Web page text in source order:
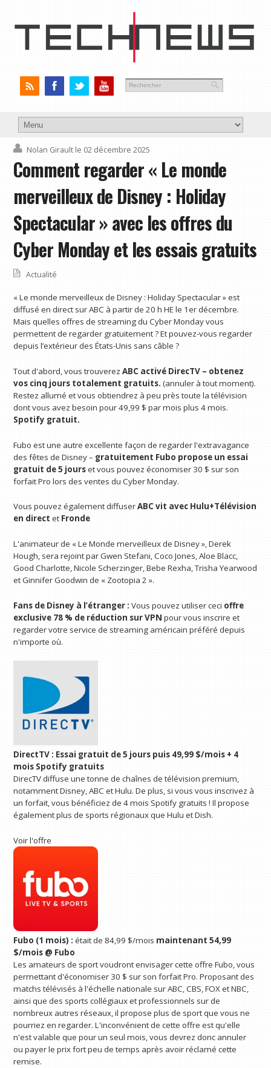
Nolan Girault le 02 décembre 2025
Comment regarder « Le monde
merveilleux de Disney : Holiday
Spectacular » avec les offres du
Cyber ​​​​Monday et les essais gratuits
Actualité
« Le monde merveilleux de Disney : Holiday Spectacular » est
diffusé en direct sur ABC à partir de 20 h HE le 1er décembre.
Mais quelles offres de streaming du Cyber ​​Monday vous
permettent de regarder gratuitement ? Et pouvez-vous regarder
depuis l’extérieur des États-Unis sans câble ?
Tout d'abord, vous trouverezABC activé DirecTV – obtenez
vos cinq jours totalement gratuits.(annuler à tout moment).
Restez allumé et vous obtiendrez à peu près toute la télévision
dont vous avez besoin pour 49,99 $ par mois plus 4 mois.
Spotify gratuit.
Fubo est une autre excellente façon de regarder l'extravagance
des fêtes de Disney – gratuitement Fubo propose un essai
gratuit de 5 jourset vous pouvez économiser 30 $ sur son
forfait Pro lors des ventes du Cyber ​​​​Monday.
Vous pouvez également diffuserABC vit avec Hulu+Télévision
en direct et Fronde
L'animateur de « Le Monde merveilleux de Disney », Derek
Hough, sera rejoint par Gwen Stefani, Coco Jones, Aloe Blacc,
Good Charlotte, Nicole Scherzinger, Bebe Rexha, Trisha Yearwood
et Ginnifer Goodwin de « Zootopia 2 ».
Fans de Disney à l’étranger : Vous pouvez utiliser ceci offre
exclusive 78 % de réduction sur VPN pour vous inscrire et
regarder votre service de streaming américain préféré depuis
n'importe où.
DirectTV : Essai gratuit de 5 jours puis 49,99 $/mois + 4
mois Spotify gratuits
DirecTV diffuse une tonne de chaînes de télévision premium,
notamment Disney, ABC et Hulu. De plus, si vous vous inscrivez à
un forfait, vous bénéficiez de 4 mois Spotify gratuits ! Il propose
également plus de sports régionaux que Hulu et Dish.
Voir l'offre
Fubo (1 mois) :était de 84,99 $/mois maintenant 54,99
$/mois @ Fubo
Les amateurs de sport voudront envisager cette offre Fubo, vous
permettant d'économiser 30 $ sur son forfait Pro. Proposant des
matchs télévisés à l'échelle nationale sur ABC, CBS, FOX et NBC,
ainsi que des sports collégiaux et professionnels sur de
nombreux autres réseaux, il propose plus de sport que vous ne
pourriez en regarder. L'inconvénient de cette offre est qu'elle
n'est valable que pour un seul mois, vous devrez donc annuler
ou payer le prix fort peu de temps après avoir réclamé cette
remise.